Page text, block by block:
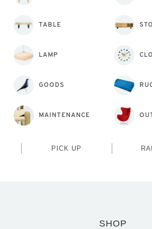
TABLE
LAMP
GOODS
MAINTENANCE
PICK UP
SHOP